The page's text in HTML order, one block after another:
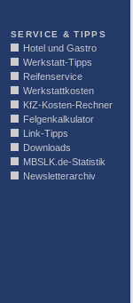
SERVICE & TIPPS
Hotel und Gastro
Werkstatt-Tipps
Reifenservice
Werkstattkosten
KfZ-Kosten-Rechner
Felgenkalkulator
Link-Tipps
Downloads
MBSLK.de-Statistik
Newsletterarchiv